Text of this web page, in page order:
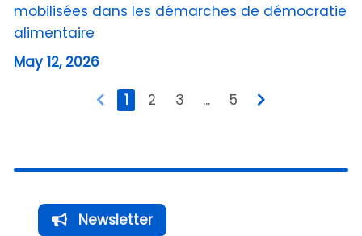
mobilisées dans les démarches de démocratie
alimentaire
May 12, 2026
1
2 3 ... 5
Newsletter